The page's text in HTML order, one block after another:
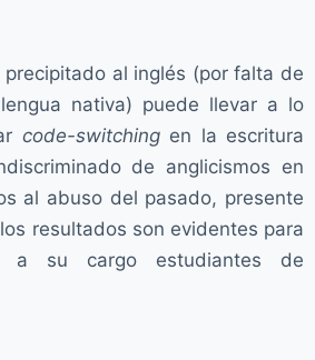
al inglés (por falta de
nativa) puede llevar a lo
code-switchingen la escritura
de anglicismos en
al abuso del pasado, presente
resultados son evidentes para
a su cargo estudiantes de